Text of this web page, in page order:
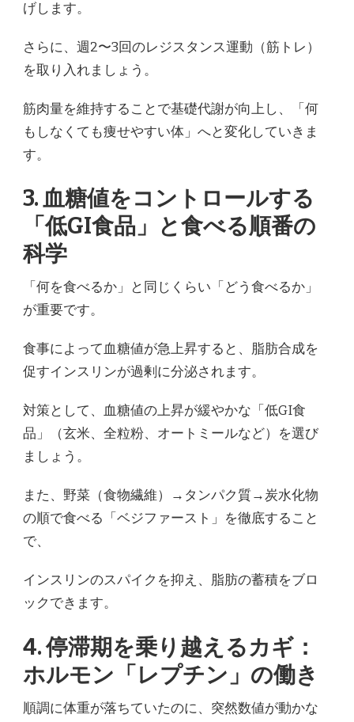
げします。
さらに、週2〜3回のレジスタンス運動（筋トレ）
を取り入れましょう。
筋肉量を維持することで基礎代謝が向上し、「何
もしなくても痩せやすい体」へと変化していきま
す。
3. 血糖値をコントロールする
「低GI食品」と食べる順番の
科学
「何を食べるか」と同じくらい「どう食べるか」
が重要です。
食事によって血糖値が急上昇すると、脂肪合成を
促すインスリンが過剰に分泌されます。
対策として、血糖値の上昇が緩やかな「低GI食
品」（玄米、全粒粉、オートミールなど）を選び
ましょう。
また、野菜（食物繊維）→タンパク質→炭水化物
の順で食べる「ベジファースト」を徹底すること
で、
インスリンのスパイクを抑え、脂肪の蓄積をブロ
ックできます。
4. 停滞期を乗り越えるカギ：
ホルモン「レプチン」の働き
順調に体重が落ちていたのに、突然数値が動かな